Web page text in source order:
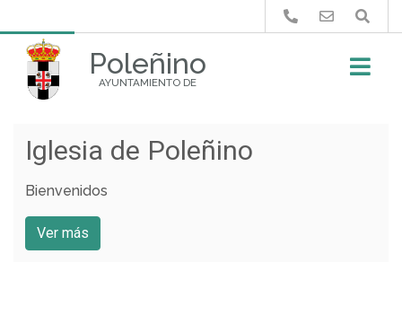
Poleñino
AYUNTAMIENTO DE
Buscar
Iglesia de Poleñino
Bienvenidos
Ver más
Columpios